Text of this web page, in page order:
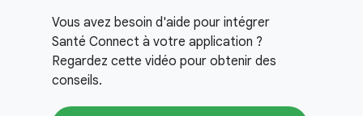
Vous avez besoin d'aide pour intégrer
Santé Connect à votre application ?
Regardez cette vidéo pour obtenir des
conseils.